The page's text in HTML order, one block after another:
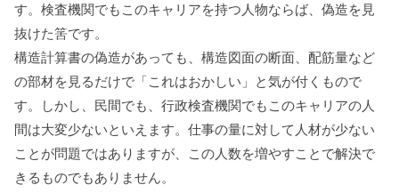
す。検査機関でもこのキャリアを持つ人物ならば、偽造を見
抜けた筈です。
構造計算書の偽造があっても、構造図面の断面、配筋量など
の部材を見るだけで「これはおかしい」と気が付くもので
す。しかし、民間でも、行政検査機関でもこのキャリアの人
間は大変少ないといえます。仕事の量に対して人材が少ない
ことが問題ではありますが、この人数を増やすことで解決で
きるものでもありません。